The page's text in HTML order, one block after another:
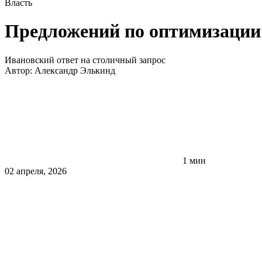
Власть
Предложений по
Ивановский ответ на столичный запрос
Автор: Александр Элькинд
1 мин
02 апреля, 2026